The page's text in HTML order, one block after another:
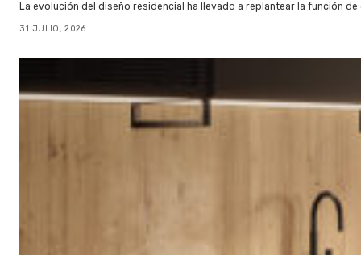
La evolución del diseño residencial ha llevado a replantear la función
31 JULIO, 2026